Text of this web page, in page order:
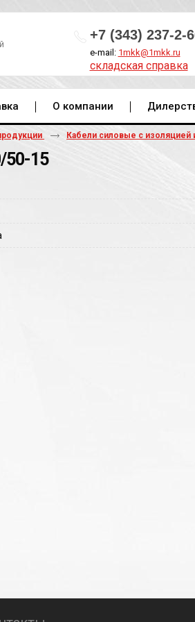
+7 (343) 237-2-
e-mail: 1mkk@1mkk.ru
складская справка
О компании
Кабели силовые с изоляцией
15